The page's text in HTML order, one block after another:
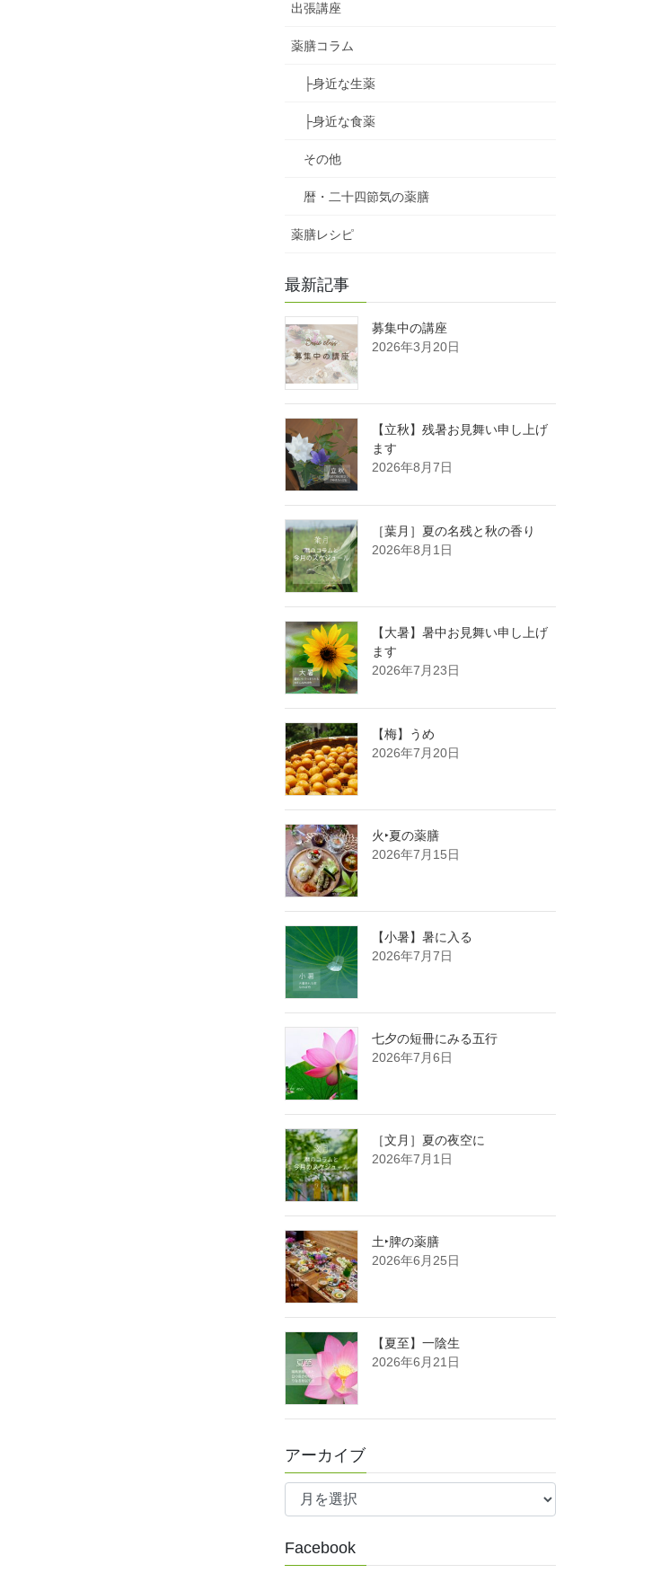
出張講座
薬膳コラム
├身近な生薬
├身近な食薬
その他
暦・二十四節気の薬膳
薬膳レシピ
最新記事
募集中の講座
2026年3月20日
【立秋】残暑お見舞い申し上げ
ます
2026年8月7日
［葉月］夏の名残と秋の香り
2026年8月1日
【大暑】暑中お見舞い申し上げ
ます
2026年7月23日
【梅】うめ
2026年7月20日
火‣夏の薬膳
2026年7月15日
【小暑】暑に入る
2026年7月7日
七夕の短冊にみる五行
2026年7月6日
［文月］夏の夜空に
2026年7月1日
土‣脾の薬膳
2026年6月25日
【夏至】一陰生
2026年6月21日
アーカイブ
ア
イ
ブ
Facebook